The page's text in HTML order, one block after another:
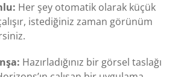
Her şey otomatik olarak küçük
istediğiniz zaman görünüm
Hazırladığınız bir görsel taslağı